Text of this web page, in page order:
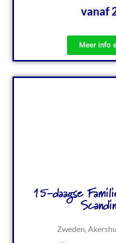
vanaf
Meer info
15-daagse
Zweden,